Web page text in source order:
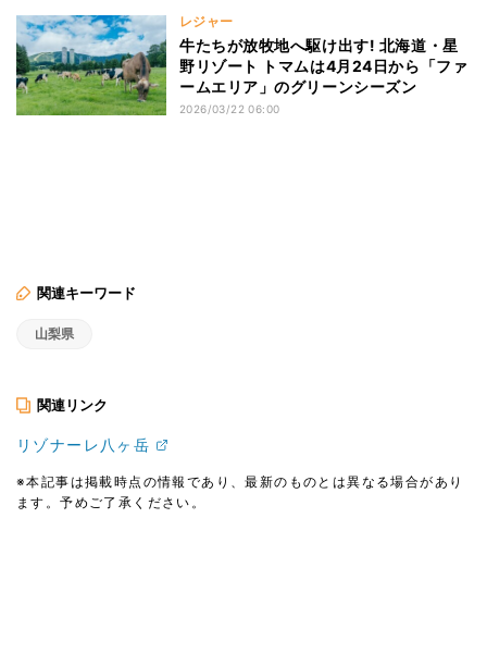
レジャー
牛たちが放牧地へ駆け出す! 北海道・星
野リゾート トマムは4月24日から「ファ
ームエリア」のグリーンシーズン
2026/03/22 06:00
関連キーワード
山梨県
関連リンク
リゾナーレ八ヶ岳
※本記事は掲載時点の情報であり、最新のものとは異なる場合があり
ます。予めご了承ください。